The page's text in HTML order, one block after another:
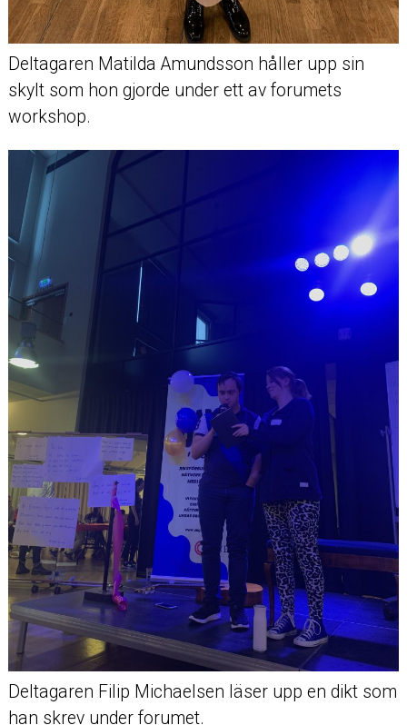
Deltagaren Matilda Amundsson håller upp sin
skylt som hon gjorde under ett av forumets
workshop.
Deltagaren Filip Michaelsen läser upp en dikt som
han skrev under forumet.